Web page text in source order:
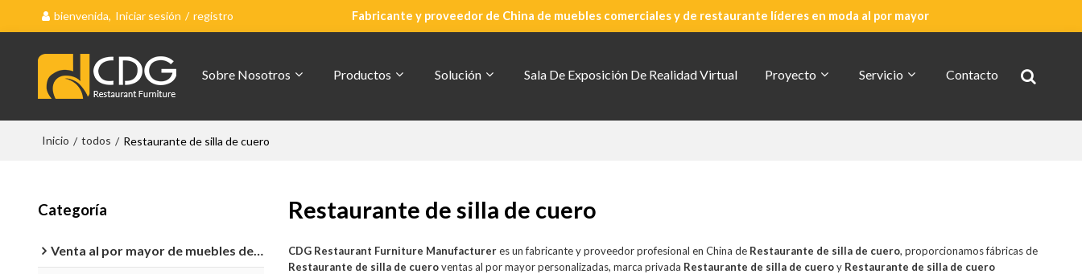
bienvenida, Iniciar sesión / registro Fabricante y proveedor de China de muebles comerciales y de restaurante líderes en moda al por mayor
Sobre Nosotros Productos Solución Sala De Exposición De Realidad Virtual Proyecto Servicio Contacto
Inicio / todos / Restaurante de silla de cuero
Categoría
Venta al por mayor de muebles de exterior
Restaurante de silla de cuero
CDG Restaurant Furniture Manufactureres un fabricante y proveedor profesional en China de Restaurante de silla de cuero, proporcionamos fábricas de
Restaurante de silla de cueroventas al por mayor personalizadas, marca privada Restaurante de silla de cueroy Restaurante de silla de cuero